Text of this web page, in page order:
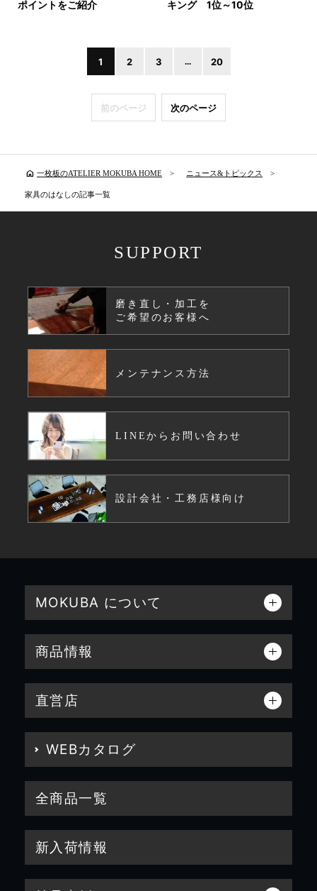
ポイントをご紹介 キング 1位～10位
前のページ
1 2 3 ... 20
次のページ
home 一枚板のATELIER MOKUBA HOME ニュース&トピックス
家具のはなしの記事一覧
SUPPORT
磨き直し・加工を
ご希望のお客様へ
メンテナンス方法
LINEからお問い合わせ
設計会社・工務店様向け
MOKUBA について
商品情報
直営店
WEBカタログ
全商品一覧
新入荷情報